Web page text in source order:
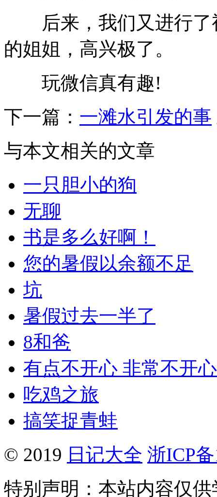
后来，我们又进行了
的姐姐，高兴极了。
玩微信真有趣!
下一篇： 一滩水引发的事
与本文相关的文章
一只胆小的狗
无聊
书是多么好啊！
您的暑假以余额不足
坑
暑假过去一半了
8和爸
有点不开心 非常不开心
吃鸡之旅
搞笑捉青蛙
© 2019 日记大全 浙ICP
特别声明：本站内容仅